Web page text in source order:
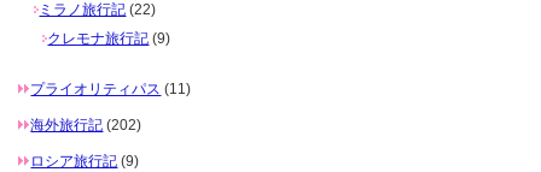
ミラノ旅行記 (22)
クレモナ旅行記 (9)
プライオリティパス (11)
海外旅行記 (202)
ロシア旅行記 (9)